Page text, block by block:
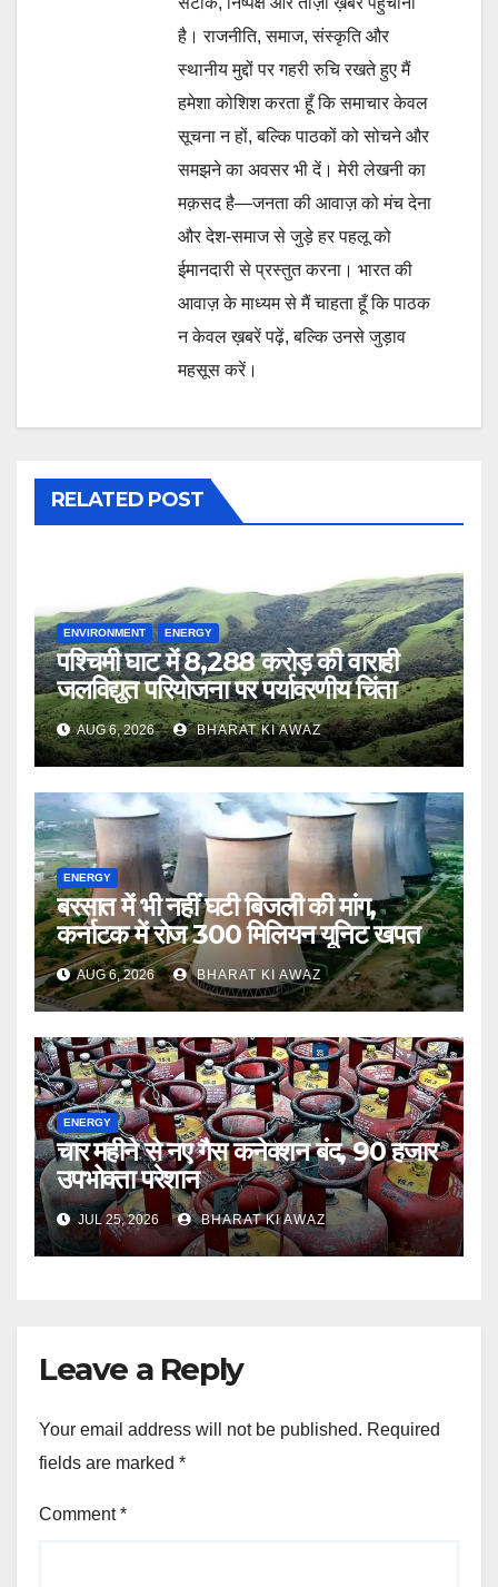
है। राजनीति, समाज, संस्कृति और
स्थानीय मुद्दों पर गहरी रुचि रखते हुए मैं
हमेशा कोशिश करता हूँ कि समाचार केवल
सूचना न हों, बल्कि पाठकों को सोचने और
समझने का अवसर भी दें। मेरी लेखनी का
मक़सद है—जनता की आवाज़ को मंच देना
और देश-समाज से जुड़े हर पहलू को
ईमानदारी से प्रस्तुत करना। भारत की
आवाज़ के माध्यम से मैं चाहता हूँ कि पाठक
न केवल ख़बरें पढ़ें, बल्कि उनसे जुड़ाव
महसूस करें।
RELATED POST
ENVIRONMENT ENERGY
पश्चिमी घाट में 8,288 करोड़ की वाराही
जलविद्युत परियोजना पर पर्यावरणीय चिंता
AUG 6, 2026 BHARAT KI AWAZ
ENERGY
बरसात में भी नहीं घटी बिजली की मांग,
कर्नाटक में रोज 300 मिलियन यूनिट खपत
AUG 6, 2026 BHARAT KI AWAZ
ENERGY
चार महीने से नए गैस कनेक्शन बंद, 90 हजार
उपभोक्ता परेशान
JUL 25, 2026 BHARAT KI AWAZ
Leave a Reply
Your email address will not be published. Required
fields are marked *
Comment*